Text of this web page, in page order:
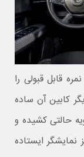
نمره قابل قبولی را
کابین آن ساده
حالتی کشیده و
نمایشگر ایستاده